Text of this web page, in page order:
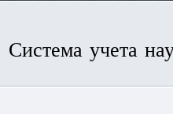
Система учета